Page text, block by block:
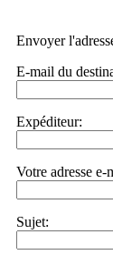
Envoyer
E-mail du
Expéditeur:
Votre adresse e-
Sujet: